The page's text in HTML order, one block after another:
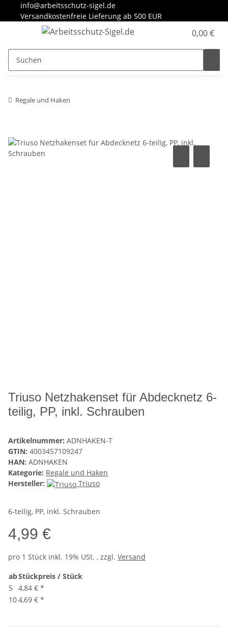
info@arbeitsschutz-sigel.de
Versandkostenfreie Lieferung ab 500 EUR
0,00 €
Regale und Haken
Triuso Netzhakenset für Abdecknetz 6-
teilig, PP, inkl. Schrauben
Artikelnummer: ADNHAKEN-T
GTIN: 4003457109247
HAN: ADNHAKEN
Kategorie: Regale und Haken
Hersteller:
Triuso
6-teilig, PP, inkl. Schrauben
4,99 €
pro 1 Stück inkl. 19% USt. , zzgl. Versand
abStückpreis / Stück
5
4,84 € *
104,69 € *